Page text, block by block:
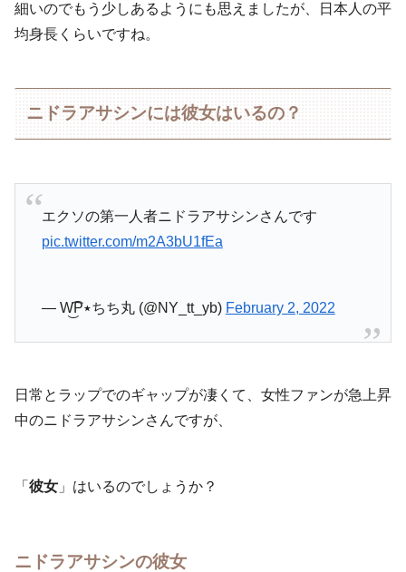
細いのでもう少しあるようにも思えましたが、日本人の平
均身長くらいですね。
ニドラアサシンには彼女はいるの？
エクソの第一人者ニドラアサシンさんです
pic.twitter.com/m2A3bU1fEa
— W͜͡P٭ちち丸 (@NY_tt_yb) February 2, 2022
日常とラップでのギャップが凄くて、女性ファンが急上昇
中のニドラアサシンさんですが、
「 彼女 」はいるのでしょうか？
ニドラアサシンの彼女